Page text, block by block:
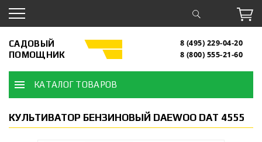
САДОВЫЙ
ПОМОЩНИК
8 (495) 229-04-20
8 (800) 555-21-60
КАТАЛОГ ТОВАРОВ
КУЛЬТИВАТОР БЕНЗИНОВЫЙ DAEWOO DAT 4555